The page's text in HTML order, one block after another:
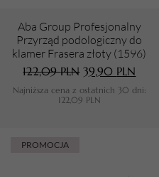
Aba Group Profesjonalny
Przyrząd podologiczny do
klamer Frasera złoty (1596)
122,09PLN 39,90 PLN
Najniższa cena z ostatnich 30 dni:
122,09 PLN
PROMOCJA